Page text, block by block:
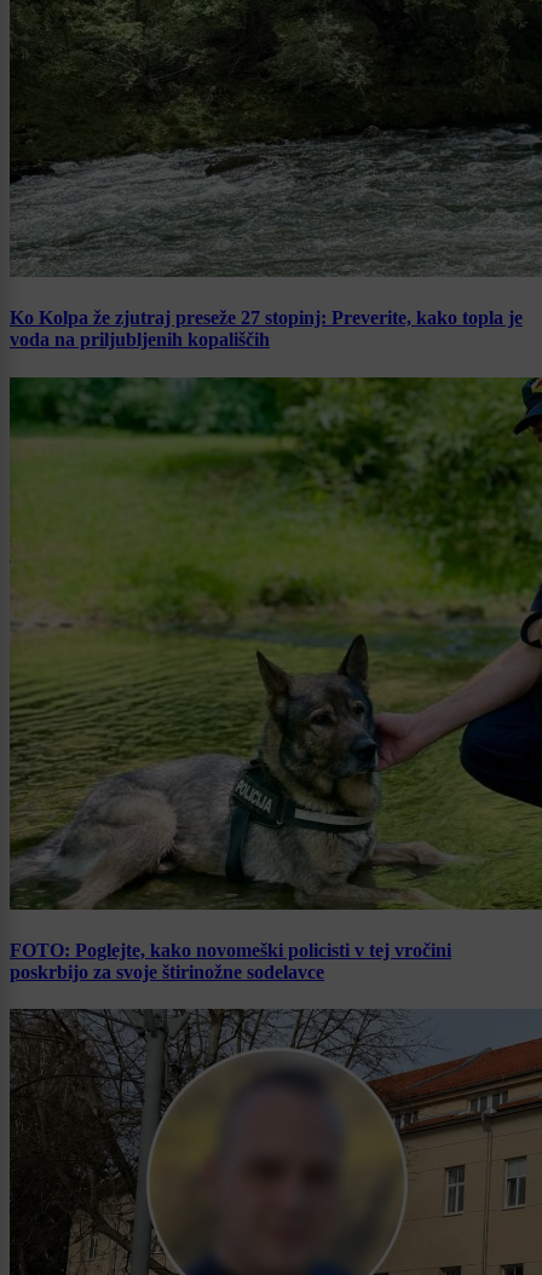
Ko Kolpa že zjutraj preseže 27 stopinj: Preverite, kako topla je
voda na priljubljenih kopališčih
FOTO: Poglejte, kako novomeški policisti v tej vročini
poskrbijo za svoje štirinožne sodelavce